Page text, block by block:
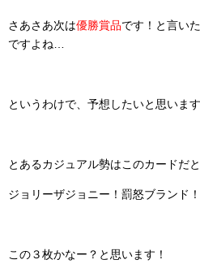
さあさあ次は優勝賞品です！と言い
ですよね…
というわけで、予想したいと思います
とあるカジュアル勢はこのカードだ
ジョリーザジョニー！罰怒ブランド
この３枚かなー？と思います！